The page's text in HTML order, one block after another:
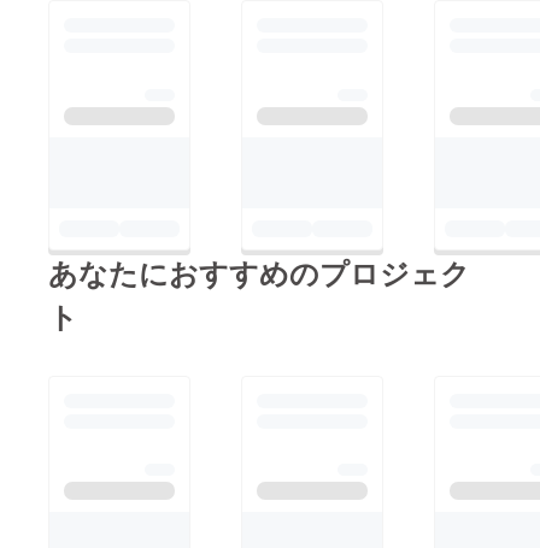
て、私もこんなふうに
す。もうね、額に入れ
て飾りたいです。引っ
るのに。こんなに愛情
↓https://www.ritaru.co
応援メッセージ、本当
あなたにおすすめのプロジェク
ト